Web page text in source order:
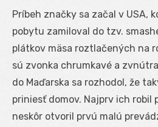
Príbeh značky sa začal v USA,
pobytu zamiloval do tzv.
plátkov mäsa roztlačených na
sú zvonka chrumkavé a
do Maďarska sa rozhodol, že
priniesť domov. Najprv ich robil
neskôr otvoril prvú malú